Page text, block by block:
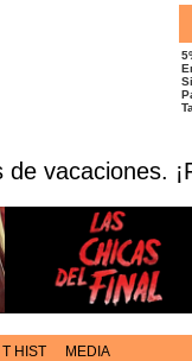
vacaciones.
T HIST MEDIA